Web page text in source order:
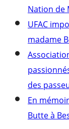
Nation de
UFAC
madame
des
En
Butte à